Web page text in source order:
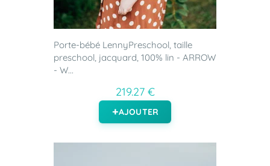
Porte-bébé LennyPreschool, taille
preschool, jacquard, 100% lin - ARROW
- W...
219.27 €
AJOUTER